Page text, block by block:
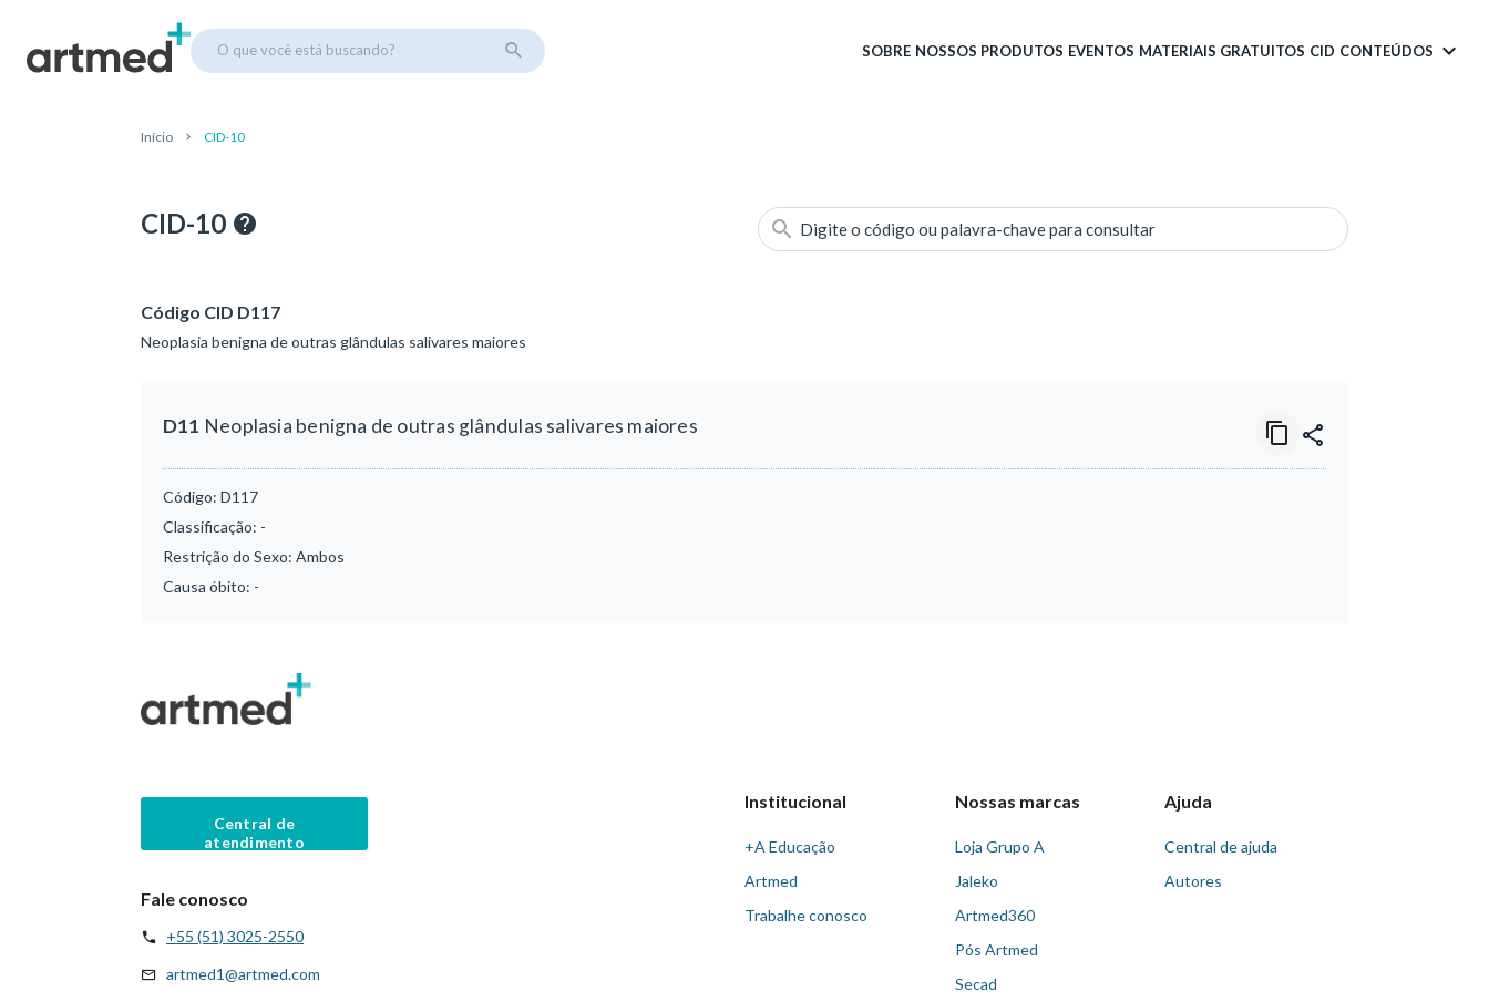
O que você está buscando? SOBRE NOSSOS PRODUTOS EVENTOS MATERIAIS GRATUITOS CID CONTEÚDOS
Início CID-10
CID-10 Digite o código ou palavra-chave para consultar
Código CID D117
Neoplasia benigna de outras glândulas salivares maiores
D11 Neoplasia benigna de outras glândulas salivares maiores
Código: D117
Classificação: -
Restrição do Sexo: Ambos
Causa óbito: -
Central de
atendimento
Fale conosco
+55 (51) 3025-2550
artmed1@artmed.com
Institucional
+A Educação
Artmed
Trabalhe conosco
Nossas marcas
Loja Grupo A
Jaleko
Artmed360
Pós Artmed
Secad
Ajuda
Central de ajuda
Autores